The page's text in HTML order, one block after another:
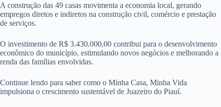
A construção das 49 casas movimenta a economia local, gerando
empregos diretos e indiretos na construção civil, comércio e prestação
de serviços.
O investimento de R$ 3.430.000,00 contribui para o desenvolvimento
econômico do município, estimulando novos negócios e melhorando a
renda das famílias envolvidas.
Continue lendo para saber como o Minha Casa, Minha Vida
impulsiona o crescimento sustentável de Juazeiro do Piauí.